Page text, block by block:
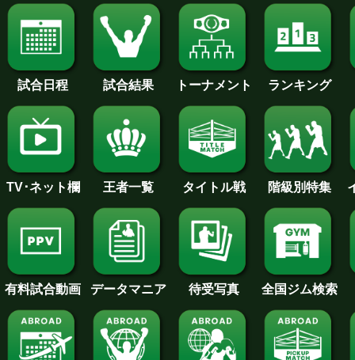
試合日程 試合結果 トーナメント ランキング
TV･ネット欄 王者一覧 タイトル戦 階級別特集
有料試合動画 データマニア 待受写真 全国ジム検索